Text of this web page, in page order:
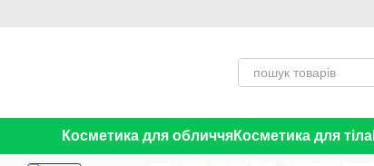
Косметика для обличчяКосметика для тіла